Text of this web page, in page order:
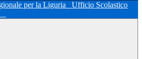
Ufficio Scolastico